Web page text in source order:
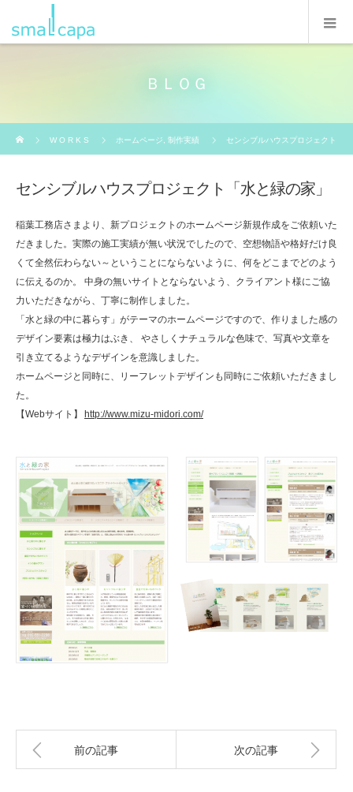
ＢＬＯＧ
W O R K S
ホームページ 制作実績 センシブルハウスプロジェクト
センシブルハウスプロジェクト「水と緑の家」
稲葉工務店さまより、新プロジェクトのホームページ新規作成をご依頼いた
だきました。実際の施工実績が無い状況でしたので、空想物語や格好だけ良
くて全然伝わらない～ということにならないように、何をどこまでどのよう
に伝えるのか。 中身の無いサイトとならないよう、クライアント様にご協
力いただきながら、丁寧に制作しました。
「水と緑の中に暮らす」がテーマのホームページですので、作りました感の
デザイン要素は極力はぶき、 やさしくナチュラルな色味で、写真や文章を
引き立てるようなデザインを意識しました。
ホームページと同時に、リーフレットデザインも同時にご依頼いただきまし
た。
【Webサイト】
http://www.mizu-midori.com/
前の記事 次の記事